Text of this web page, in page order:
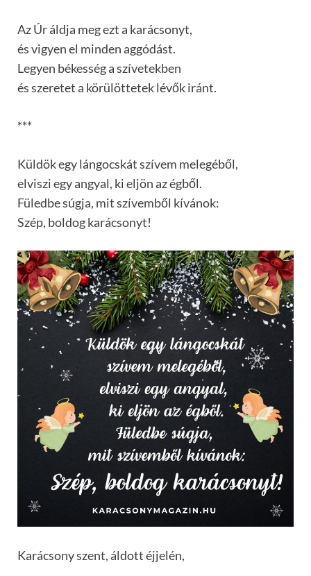
Az Úr áldja meg ezt a karácsonyt,
és vigyen el minden aggódást.
Legyen békesség a szívetekben
és szeretet a körülöttetek lévők iránt.
***
Küldök egy lángocskát szívem melegéből,
elviszi egy angyal, ki eljön az égből.
Füledbe súgja, mit szívemből kívánok:
Szép, boldog karácsonyt!
Karácsony szent, áldott éjjelén,